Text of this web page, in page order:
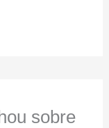
sobre